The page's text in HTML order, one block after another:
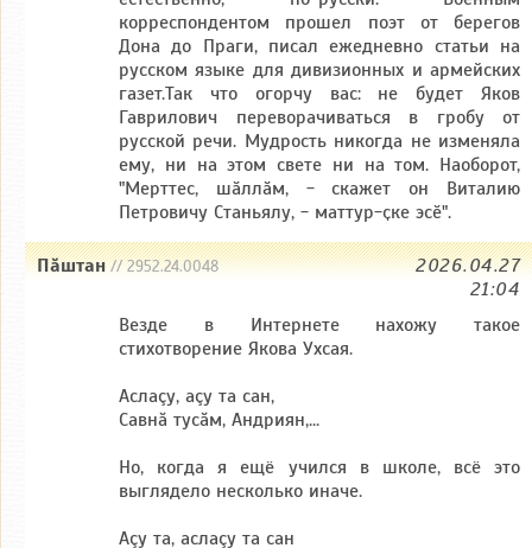
корреспондентом прошел поэт от берегов
Дона до Праги, писал ежедневно статьи на
русском языке для дивизионных и армейских
газет.Так что огорчу вас: не будет Яков
Гаврилович переворачиваться в гробу от
русской речи. Мудрость никогда не изменяла
ему, ни на этом свете ни на том. Наоборот,
"Мерттес, шӑллӑм, - скажет он Виталию
Петровичу Станьялу, - маттур-ҫке эсӗ".
Пăштан// 2952.24.0048
2026.04.27
21:04
Bезде в Интернете нахожу такое
стихотворение Якова Ухсая.
Аслаçу, аçу та сан,
Савнă тусăм, Андриян,...
Но, когда я ещё учился в школе, всё это
выглядело несколько иначе.
Аçу та, аслаçу та сан